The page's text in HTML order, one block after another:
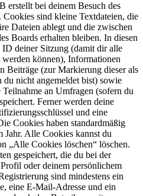
erstellt bei deinem Besuch des
Cookies sind kleine Textdateien, die
Dateien ablegt und die zwischen
Boards erhalten bleiben. In diesen
deiner Sitzung (damit dir alle
können), Informationen
Beiträge (zur Markierung dieser als
du nicht angemeldet bist) sowie
an Umfragen (sofern du
Ferner werden deine
und eine
Cookies haben standardmäßig
Jahr. Alle Cookies kannst du
„Alle Cookies löschen“ löschen.
gespeichert, die du bei der
oder deinem persönlichem
sind mindestens ein
eine E-Mail-Adresse und ein